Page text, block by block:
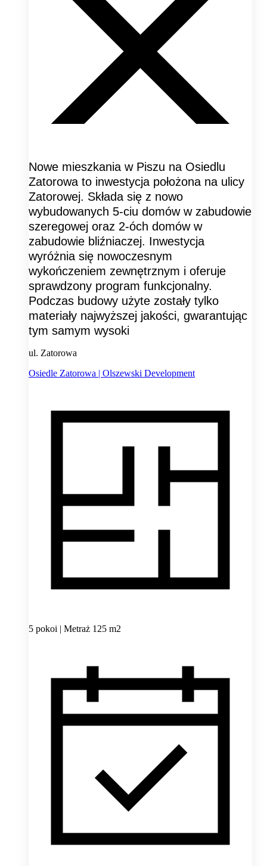
Nowe mieszkania w Piszu na Osiedlu
Zatorowa to inwestycja położona na ulicy
Zatorowej. Składa się z nowo
wybudowanych 5-ciu domów w zabudowie
szeregowej oraz 2-óch domów w
zabudowie bliźniaczej. Inwestycja
wyróżnia się nowoczesnym
wykończeniem zewnętrznym i oferuje
sprawdzony program funkcjonalny.
Podczas budowy użyte zostały tylko
materiały najwyższej jakości, gwarantując
tym samym wysoki
ul. Zatorowa
Osiedle Zatorowa | Olszewski Development
5 pokoi | Metraż 125 m2